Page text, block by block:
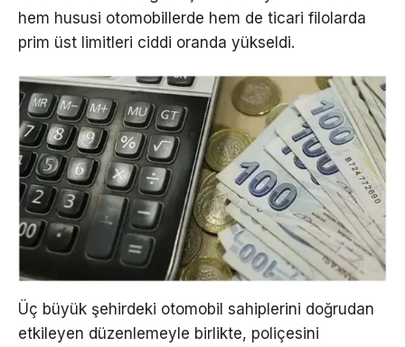
hem hususi otomobillerde hem de ticari filolarda
prim üst limitleri ciddi oranda yükseldi.
Üç büyük şehirdeki otomobil sahiplerini doğrudan
etkileyen düzenlemeyle birlikte, poliçesini